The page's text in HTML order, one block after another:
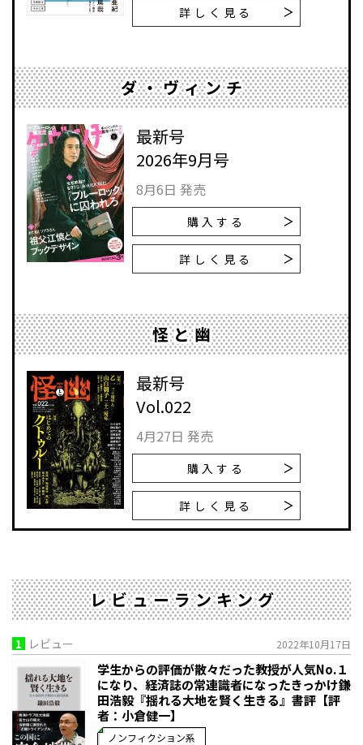
詳しく見る
ダ・ヴィンチ
最新号
2026年9月号
8月6日 発売
購入する
詳しく見る
怪と幽
最新号
Vol.022
4月27日 発売
購入する
詳しく見る
レビューランキング
1 レビュー 2022年10月17日
学生からの評価が散々だった教授が人気No.１
になり、経済誌の常連識者になったきっかけ――鎌
田浩毅『揺れる大地を賢く生きる』書評【評
者：小倉健一】
ノンフィクション系